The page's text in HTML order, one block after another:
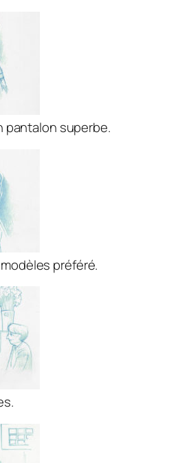
pantalon superbe.
préféré.